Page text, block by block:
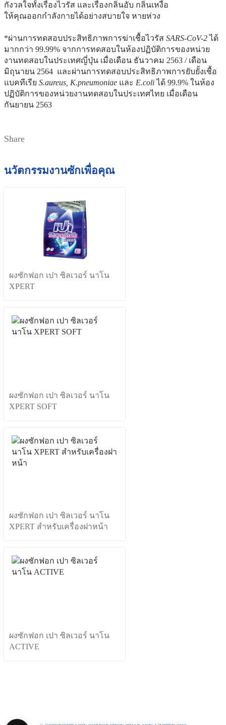
กังวลใจทั้งเรื่องไวรัส และเรื่องกลิ่นอับ กลิ่นเหงื่อ
ให้คุณออกกำลังกายได้อย่างสบายใจ หายห่วง
*ผ่านการทดสอบประสิทธิภาพการฆ่าเชื้อไวรัส SARS-CoV-2ได้
มากกว่า 99.99% จากการทดสอบในห้องปฏิบัติการของหน่วย
งานทดสอบในประเทศญี่ปุ่น เมื่อเดือน ธันวาคม 2563 / เดือน
มิถุนายน 2564 และผ่านการทดสอบประสิทธิภาพการยับยั้งเชื้อ
แบคทีเรีย S.aureus, K.pneumoniae และ E.coliได้ 99.9% ในห้อง
ปฏิบัติการของหน่วยงานทดสอบในประเทศไทย เมื่อเดือน
กันยายน 2563
Share
นวัตกรรมงานซักเพื่อคุณ
ผงซักฟอก เปา ซิลเวอร์ นาโน
XPERT
ผงซักฟอก เปา ซิลเวอร์ นาโน
XPERT SOFT
ผงซักฟอก เปา ซิลเวอร์ นาโน
XPERT สำหรับเครื่องฝาหน้า
ผงซักฟอก เปา ซิลเวอร์ นาโน
ACTIVE